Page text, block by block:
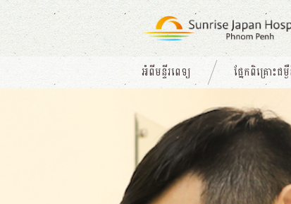
អំពីមន្ទីរពេទ្យ ផ្នែកពិគ្រោះជ